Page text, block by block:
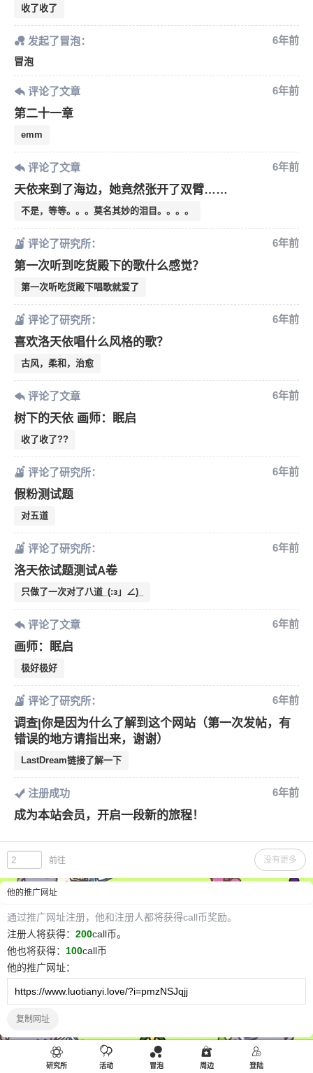
收了收了
发起了冒泡： 6年前
冒泡
评论了文章 6年前
第二十一章
emm
评论了文章 6年前
天依来到了海边，她竟然张开了双臂……
不是，等等。。。莫名其妙的泪目。。。。
评论了研究所： 6年前
第一次听到吃货殿下的歌什么感觉？
第一次听吃货殿下唱歌就爱了
评论了研究所： 6年前
喜欢洛天依唱什么风格的歌？
古风，柔和，治愈
评论了文章 6年前
树下的天依 画师：眠启
收了收了??
评论了研究所： 6年前
假粉测试题
对五道
评论了研究所： 6年前
洛天依试题测试A卷
只做了一次对了八道_(:з」∠)_
评论了文章 6年前
画师：眠启
极好极好
评论了研究所： 6年前
调查|你是因为什么了解到这个网站（第一次发帖，有
错误的地方请指出来，谢谢）
LastDream链接了解一下
注册成功 6年前
成为本站会员，开启一段新的旅程！
前往 没有更多
他的推广网址
通过推广网址注册， 他和注册人都将获得call币奖励。
注册人将获得： 200call币。
他也将获得： 100call币
他的推广网址：
复制网址
研究所 活动 冒泡 周边 登陆
您没有权限发布内容，请购买会员或者提升权
限。
6位以上
忘记密码？找回 已有帐号？登录